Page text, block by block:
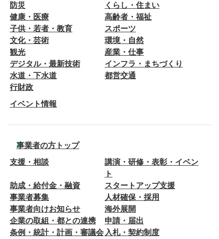
防災
くらし・住まい
健康・医療
高齢者・福祉
子供・若者・教育
スポーツ
文化・芸術
環境・自然
観光
産業・仕事
デジタル・最新技術
インフラ・まちづくり
水道・下水道
都営交通
行財政
イベント情報
事業者の方トップ
支援・相談
講演・研修・表彰・イベン
ト
助成・給付金・融資
スタートアップ支援
事業者募集
人材確保・採用
事業者向けお知らせ
海外展開
企業の取組・都との連携
申請・届出
条例・統計・計画・審議会 入札・契約制度